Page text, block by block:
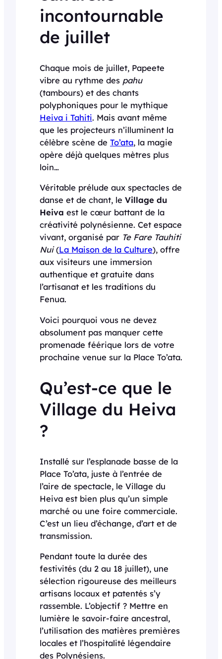
incontournable
de juillet
Chaque mois de juillet, Papeete
vibre au rythme des pahu
(tambours) et des chants
polyphoniques pour le mythique
Heiva i Tahiti. Mais avant même
que les projecteurs n’illuminent la
célèbre scène de To’ata, la magie
opère déjà quelques mètres plus
loin…
Véritable prélude aux spectacles de
danse et de chant, le Village du
Heiva est le cœur battant de la
créativité polynésienne. Cet espace
vivant, organisé par Te Fare Tauhiti
Nui(La Maison de la Culture), offre
aux visiteurs une immersion
authentique et gratuite dans
l’artisanat et les traditions du
Fenua.
Voici pourquoi vous ne devez
absolument pas manquer cette
promenade féérique lors de votre
prochaine venue sur la Place To’ata.
Qu’est-ce que le
Village du Heiva
?
Installé sur l’esplanade basse de la
Place To’ata, juste à l’entrée de
l’aire de spectacle, le Village du
Heiva est bien plus qu’un simple
marché ou une foire commerciale.
C’est un lieu d’échange, d’art et de
transmission.
Pendant toute la durée des
festivités (du 2 au 18 juillet), une
sélection rigoureuse des meilleurs
artisans locaux et patentés s’y
rassemble. L’objectif ? Mettre en
lumière le savoir-faire ancestral,
l’utilisation des matières premières
locales et l’hospitalité légendaire
des Polynésiens.